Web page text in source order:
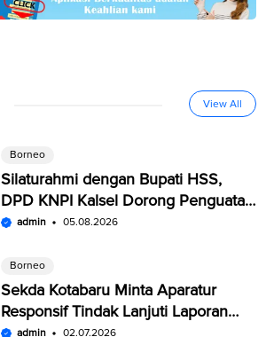
View All
Borneo
Silaturahmi dengan Bupati HSS,
DPD KNPI Kalsel Dorong Penguatan
SDM Pemuda
admin 05.08.2026
Borneo
Sekda Kotabaru Minta Aparatur
Responsif Tindak Lanjuti Laporan
Warga di SP4N-LAPOR
admin 02.07.2026